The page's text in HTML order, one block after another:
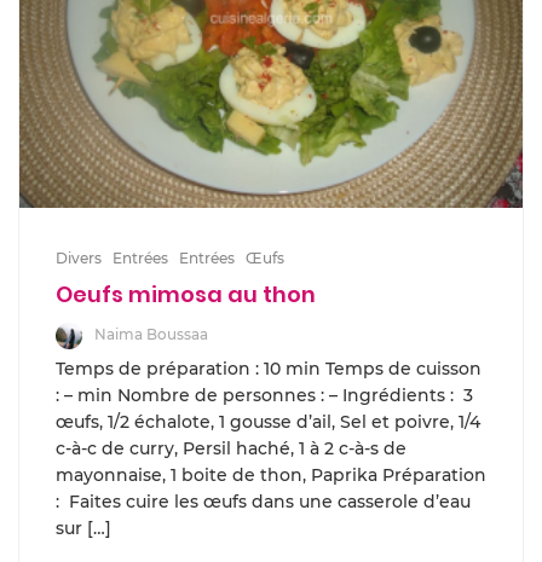
Divers Entrées Entrées Œufs
Oeufs mimosa au thon
Naima Boussaa
Temps de préparation : 10 min Temps de cuisson
: – min Nombre de personnes : – Ingrédients : 3
œufs, 1/2 échalote, 1 gousse d’ail, Sel et poivre, 1/4
c-à-c de curry, Persil haché, 1 à 2 c-à-s de
mayonnaise, 1 boite de thon, Paprika Préparation
: Faites cuire les œufs dans une casserole d’eau
sur […]